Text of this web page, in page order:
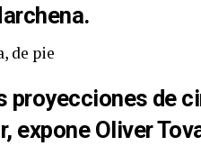
proyecciones de
expone Oliver